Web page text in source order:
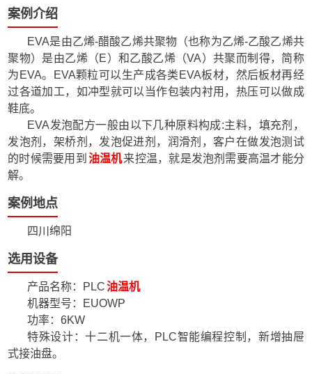
案例介绍
EVA是由乙烯-醋酸乙烯共聚物（也称为乙烯-乙酸乙烯共
聚物）是由乙烯（E）和乙酸乙烯（VA）共聚而制得，简称
为EVA。EVA颗粒可以生产成各类EVA板材，然后板材再经
过各道加工，如冲型就可以当作包装内衬用，热压可以做成
鞋底。
EVA发泡配方一般由以下几种原料构成:主料，填充剂，
发泡剂，架桥剂，发泡促进剂，润滑剂，客户在做发泡测试
的时候需要用到 油温机来控温，就是发泡剂需要高温才能分
解。
案例地点
四川绵阳
选用设备
产品名称：PLC油温机
机器型号：EUOWP
功率：6KW
特殊设计：十二机一体，PLC智能编程控制，新增抽屉
式接油盘。